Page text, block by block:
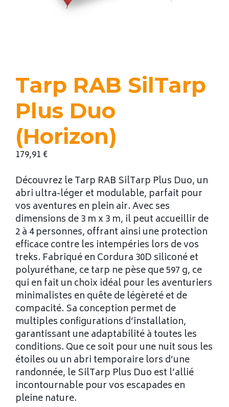
Tarp RAB SilTarp
Plus Duo
(Horizon)
179,91 €
Découvrez le Tarp RAB SilTarp Plus Duo, un
abri ultra-léger et modulable, parfait pour
vos aventures en plein air. Avec ses
dimensions de 3 m x 3 m, il peut accueillir de
2 à 4 personnes, offrant ainsi une protection
efficace contre les intempéries lors de vos
treks. Fabriqué en Cordura 30D siliconé et
polyuréthane, ce tarp ne pèse que 597 g, ce
qui en fait un choix idéal pour les aventuriers
minimalistes en quête de légèreté et de
compacité. Sa conception permet de
multiples configurations d’installation,
garantissant une adaptabilité à toutes les
conditions. Que ce soit pour une nuit sous les
étoiles ou un abri temporaire lors d’une
randonnée, le SilTarp Plus Duo est l’allié
incontournable pour vos escapades en
pleine nature.